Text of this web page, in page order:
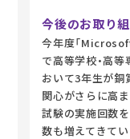
今後のお取り
今年度「
で高等学校・高等
おいて3年生が銅
関心がさらに高ま
試験の実施回数
数も増えてきて